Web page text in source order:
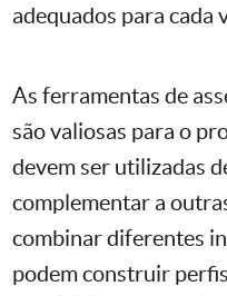
adequados para cada
As ferramentas de
são valiosas para o
devem ser utilizadas
complementar a
combinar diferentes
podem construir